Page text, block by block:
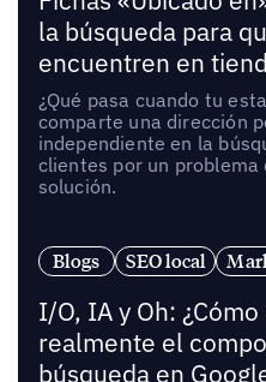
la búsqueda para
encuentren en
¿Qué pasa cuando tu
comparte una dirección
independiente en la
clientes por un problema
solución.
Blogs SEO local
I/O, IA y Oh:
realmente el
búsqueda en